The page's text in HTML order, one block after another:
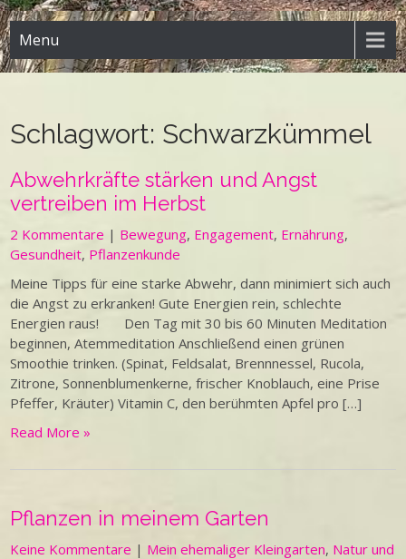
Menu
Schlagwort: Schwarzkümmel
Abwehrkräfte stärken und Angst
vertreiben im Herbst
2 Kommentare | Bewegung, Engagement, Ernährung,
Gesundheit, Pflanzenkunde
Meine Tipps für eine starke Abwehr, dann minimiert sich auch
die Angst zu erkranken! Gute Energien rein, schlechte
Energien raus! Den Tag mit 30 bis 60 Minuten Meditation
beginnen, Atemmeditation Anschließend einen grünen
Smoothie trinken. (Spinat, Feldsalat, Brennnessel, Rucola,
Zitrone, Sonnenblumenkerne, frischer Knoblauch, eine Prise
Pfeffer, Kräuter) Vitamin C, den berühmten Apfel pro […]
Read More »
Pflanzen in meinem Garten
Keine Kommentare | Mein ehemaliger Kleingarten, Natur und